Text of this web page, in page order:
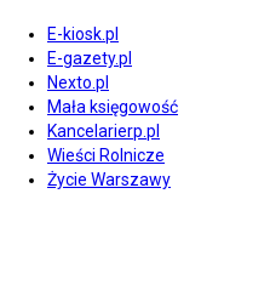
E-kiosk.pl
E-gazety.pl
Nexto.pl
Mała księgowość
Kancelarierp.pl
Wieści Rolnicze
Życie Warszawy